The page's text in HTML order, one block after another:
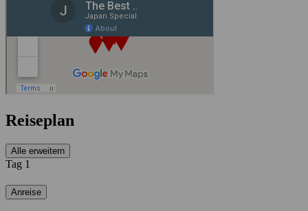
Reiseplan
Alle erweitern
Tag 1
Anreise